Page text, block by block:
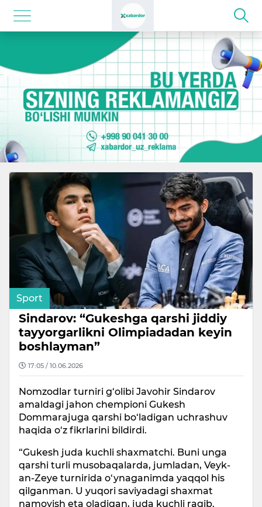
Sport
Sindarov: “Gukeshga qarshi jiddiy
tayyorgarlikni Olimpiadadan keyin
boshlayman”
17:05 / 10.06.2026
Nomzodlar turniri g‘olibi Javohir Sindarov
amaldagi jahon chempioni Gukesh
Dommarajuga qarshi bo‘ladigan uchrashuv
haqida o‘z fikrlarini bildirdi.
“Gukesh juda kuchli shaxmatchi. Buni unga
qarshi turli musobaqalarda, jumladan, Veyk-
an-Zeye turnirida o‘ynaganimda yaqqol his
qilganman. U yuqori saviyadagi shaxmat
namoyish eta oladigan, juda kuchli raqib.